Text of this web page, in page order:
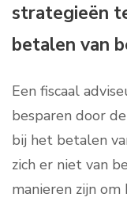
strategieën
betalen van
Een fiscaal
besparen door
bij het betalen
zich er niet van
manieren zijn